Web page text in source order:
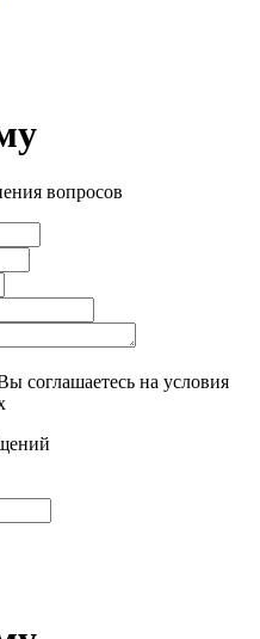
вопросов
соглашаетесь на условия